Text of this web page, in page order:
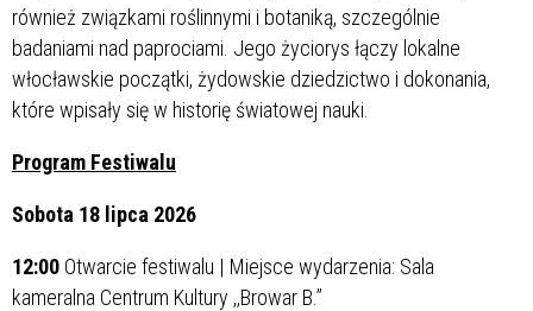
również związkami roślinnymi i botaniką, szczególnie
badaniami nad paprociami. Jego życiorys łączy lokalne
włocławskie początki, żydowskie dziedzictwo i dokonania,
które wpisały się w historię światowej nauki.
Program Festiwalu
Sobota 18 lipca 2026
12:00 Otwarcie festiwalu | Miejsce wydarzenia: Sala
kameralna Centrum Kultury ,,Browar B.”